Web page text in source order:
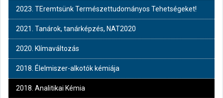
2023. TEremtsünk Természettudományos Tehetségeket!
2021. Tanárok, tanárképzés, NAT2020
2020. Klímaváltozás
2018. Élelmiszer-alkotók kémiája
2018. Analitikai Kémia